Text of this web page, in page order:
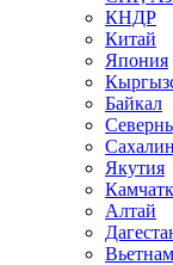
КНДР
Китай
Япония
Байкал
Якутия
Алтай
Вьетнам